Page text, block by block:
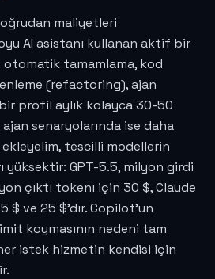
maliyetleri
AI asistanı kullanan aktif bir
otomatik tamamlama, kod
(refactoring), ajan
profil aylık kolayca 30-50
senaryolarında ise daha
ekleyelim, tescilli modellerin
yüksektir: GPT-5.5, milyon girdi
çıktı tokenı için 30 $, Claude
5 $ ve 25 $'dır. Copilot'un
koymasının nedeni tam
istek hizmetin kendisi için